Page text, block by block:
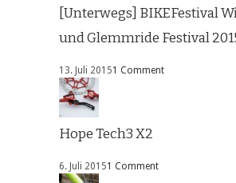
[Unterwegs] BIKEFestival
und Glemmride Festival
13. Juli 20151 Comment
Hope Tech3 X2
6. Juli 20151 Comment